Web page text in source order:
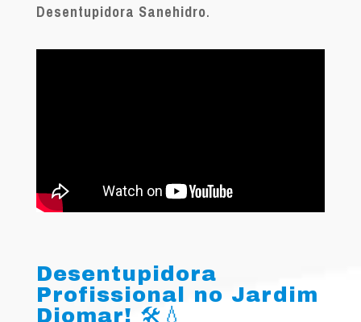
Desentupidora Sanehidro.
Desentupidora
Profissional no Jardim
Diomar! 🛠️💧